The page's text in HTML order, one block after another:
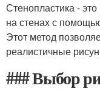
Стенопластика -
на стенах с
Этот метод
реалистичные
### Выбор